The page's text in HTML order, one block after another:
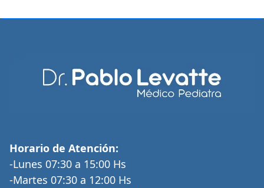
Horario de Atención:
-Lunes 07:30 a 15:00 Hs
-Martes 07:30 a 12:00 Hs